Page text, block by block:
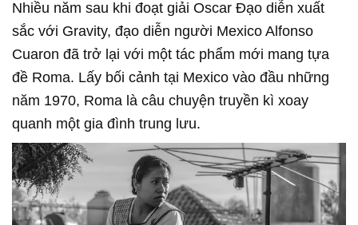
Nhiều năm sau khi đoạt giải Oscar Đạo diễn xuất
sắc với Gravity, đạo diễn người Mexico Alfonso
Cuaron đã trở lại với một tác phẩm mới mang tựa
đề Roma. Lấy bối cảnh tại Mexico vào đầu những
năm 1970, Roma là câu chuyện truyền kì xoay
quanh một gia đình trung lưu.